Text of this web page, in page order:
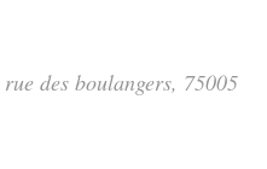
rue des boulangers, 75005